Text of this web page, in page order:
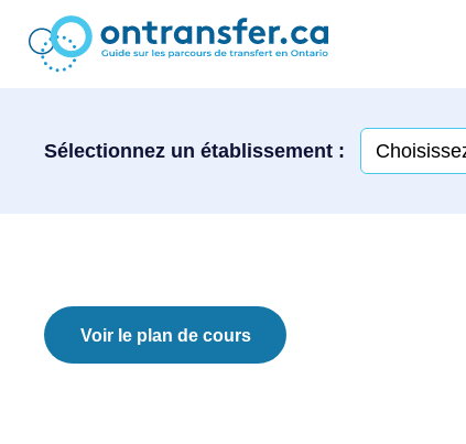
Sélectionnez un établissement :
Voir le plan de cours